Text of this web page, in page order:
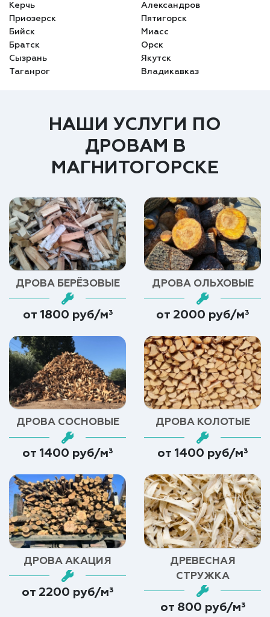
Керчь
Александров
Приозерск
Пятигорск
Бийск
Миасс
Братск
Орск
Сызрань
Якутск
Таганрог
Владикавказ
НАШИ УСЛУГИ ПО
ДРОВАМ В
МАГНИТОГОРСКЕ
ДРОВА БЕРЁЗОВЫЕ
от 1800 руб/м³
ДРОВА ОЛЬХОВЫЕ
от 2000 руб/м³
ДРОВА СОСНОВЫЕ
от 1400 руб/м³
ДРОВА КОЛОТЫЕ
от 1400 руб/м³
ДРОВА АКАЦИЯ
от 2200 руб/м³
ДРЕВЕСНАЯ
СТРУЖКА
от 800 руб/м³